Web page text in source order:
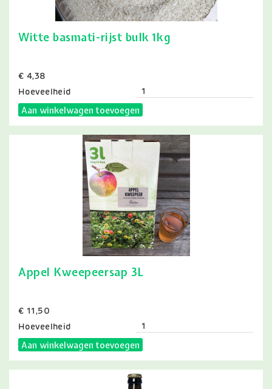
Witte basmati-rijst bulk 1kg
Prijs
€ 4,38
Hoeveelheid
Aan winkelwagen toevoegen
Appel Kweepeersap 3L
Prijs
€ 11,50
Hoeveelheid
Aan winkelwagen toevoegen